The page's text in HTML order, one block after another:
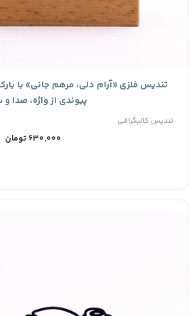
تندیس فلزی «آرام دلی، مرهم جانی» با
پیوندی از واژه، صدا
تندیس کالیگرافی
630,000 تومان